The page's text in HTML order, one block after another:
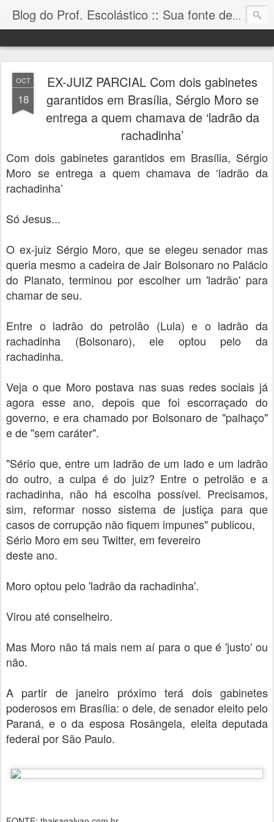
Blog do Prof. Escolástico :: Sua fonte de informação!
OCT
18
EX-JUIZ PARCIAL Com dois gabinetes
garantidos em Brasília, Sérgio Moro se
entrega a quem chamava de ‘ladrão da
rachadinha’
Com dois gabinetes garantidos em Brasília, Sérgio
Moro se entrega a quem chamava de ‘ladrão da
rachadinha’
Só Jesus...
O ex-juiz Sérgio Moro, que se elegeu senador mas
queria mesmo a cadeira de Jair Bolsonaro no Palácio
do Planato, terminou por escolher um 'ladrão' para
chamar de seu.
Entre o ladrão do petrolão (Lula) e o ladrão da
rachadinha (Bolsonaro), ele optou pelo da
rachadinha.
Veja o que Moro postava nas suas redes sociais já
agora esse ano, depois que foi escorraçado do
governo, e era chamado por Bolsonaro de "palhaço"
e de "sem caráter".
"Sério que, entre um ladrão de um lado e um ladrão
do outro, a culpa é do juiz? Entre o petrolão e a
rachadinha, não há escolha possível. Precisamos,
sim, reformar nosso sistema de justiça para que
casos de corrupção não fiquem impunes" publicou,
Sério Moro em seu Twitter, em fevereiro
deste ano.
Moro optou pelo 'ladrão da rachadinha'.
Virou até conselheiro.
Mas Moro não tá mais nem aí para o que é 'justo' ou
não.
A partir de janeiro próximo terá dois gabinetes
poderosos em Brasília: o dele, de senador eleito pelo
Paraná, e o da esposa Rosângela, eleita deputada
federal por São Paulo.